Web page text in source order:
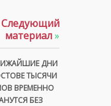
Следующий
материал»
ДНИ
ТЫСЯЧИ
ВРЕМЕННО
БЕЗ